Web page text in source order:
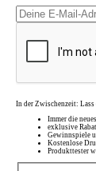
In der Zwischenzeit:
Immer die
exklusive
Gewinnspiele
Kostenlose
Produkttester